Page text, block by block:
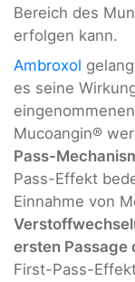
Bereich des
erfolgen kann.
Ambroxol
es seine
Mucoangin®
Pass-
Pass-Effekt
Einnahme von
ersten Passage
First-Pass-